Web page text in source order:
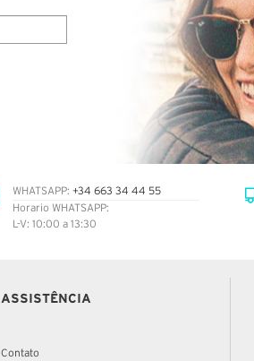
WHATSAPP: +34 663 34 44 55
Horario WHATSAPP:
L-V: 10:00 a 13:30
ASSISTÊNCIA
Contato